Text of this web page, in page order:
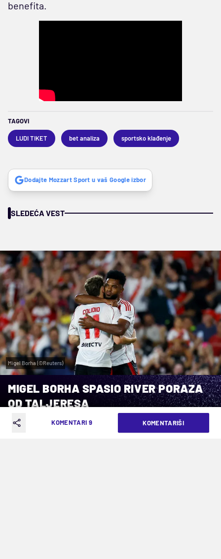
benefita.
TAGOVI
LUDI TIKET bet analiza sportsko klađenje
Dodajte Mozzart Sport u vaš Google izbor
SLEDEĆA VEST
Migel Borha (©Reuters)
MIGEL BORHA SPASIO RIVER PORAZA
OD TALJERESA
VREME ČITANJA: 3MIN | PON. 14.04.25. | 08:13
KOMENTARI 9 KOMENTARIŠI